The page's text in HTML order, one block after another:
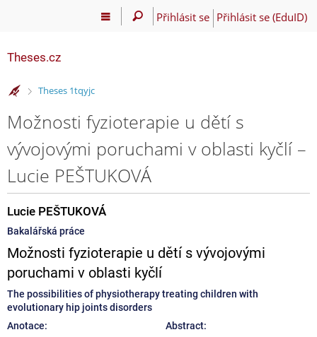
Přihlásit se Přihlásit se (EduID)
Theses.cz
>
Theses 1tqyjc
Možnosti fyzioterapie u dětí s
vývojovými poruchami v oblasti kyčlí –
Lucie PEŠTUKOVÁ
Lucie PEŠTUKOVÁ
Bakalářská práce
Možnosti fyzioterapie u dětí s vývojovými
poruchami v oblasti kyčlí
The possibilities of physiotherapy treating children with
evolutionary hip joints disorders
Anotace:
Abstract: